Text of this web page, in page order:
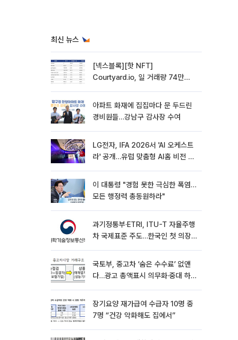
최신 뉴스
[넥스블록][핫 NFT]
Courtyard.io, 일 거래량 74만
아파트 화재에 집집마다 문 두드린
경비원들…강남구 감사장 수여
LG전자, IFA 2026서 'AI 오케스트
라' 공개…유럽 맞춤형 AI홈 비전 제
이 대통령 "경험 못한 극심한 폭염…
모든 행정력 총동원하라"
과기정통부·ETRI, ITU-T 자율주행
차 국제표준 주도…한국인 첫 의장
국토부, 중고차 ‘숨은 수수료’ 없앤
다…광고 총액표시 의무화·중대 하
장기요양 재가급여 수급자 10명 중
7명 “건강 악화해도 집에서”